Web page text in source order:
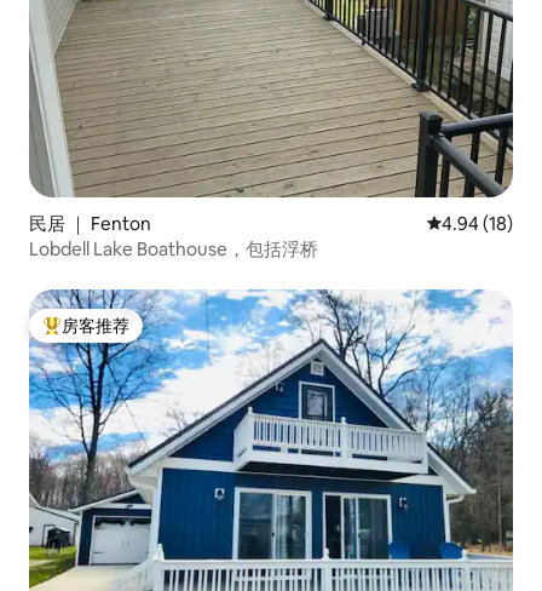
民居 ｜ Fenton 平均评分
4.94 (18)
Lobdell Lake Boathouse，包括浮桥
热门「房客推荐」
房客推荐